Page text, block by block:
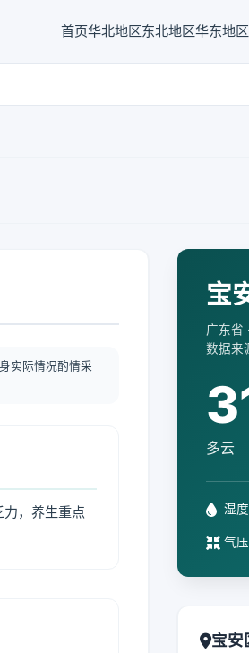
首页华北地区东北地区华东地区
实际情况酌情采
，养生重点
宝
广东省
数据来
多云
湿
气
宝安